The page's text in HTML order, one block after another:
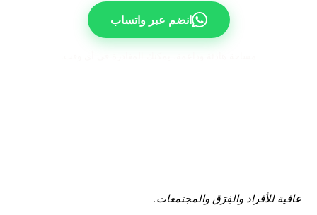
انضم عبر واتساب
عافية للأفراد والفِرَق والمجتمعات.